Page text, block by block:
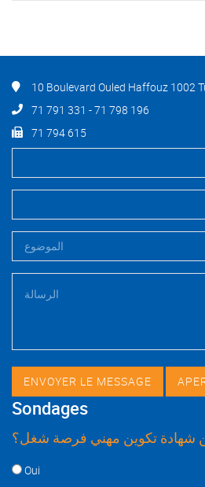
10 Boulevard Ouled Haffouz 1002
71 791 331 - 71 798 196
71 794 615
Sondages
شهادة تكوين مهني فرصة شغل؟
Choices
Oui